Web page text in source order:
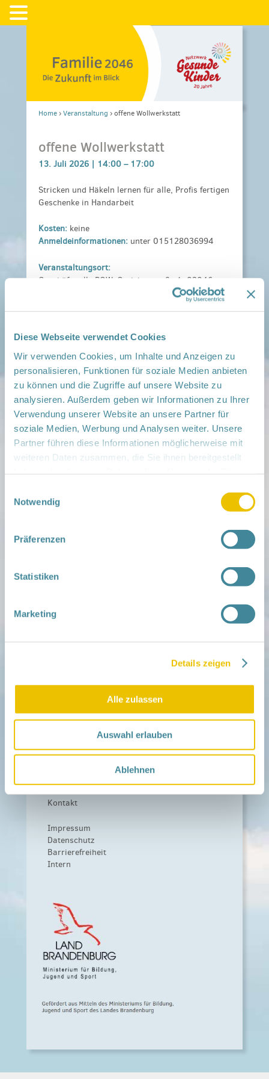
Diese Webseite verwendet Cookies
Wir verwenden Cookies, um Inhalte und Anzeigen zu
personalisieren, Funktionen für soziale Medien anbieten
zu können und die Zugriffe auf unsere Website zu
analysieren. Außerdem geben wir Informationen zu Ihrer
Verwendung unserer Website an unsere Partner für
soziale Medien, Werbung und Analysen weiter. Unsere
Partner führen diese Informationen möglicherweise mit
weiteren Daten zusammen, die Sie ihnen bereitgestellt
Notwendig
Präferenzen
Statistiken
Marketing
Details zeigen
Alle zulassen
Auswahl erlauben
Ablehnen
Home›Veranstaltung ›offene Wollwerkstatt
offene Wollwerkstatt
13. Juli 2026 | 14:00 – 17:00
Stricken und Häkeln lernen für alle, Profis fertigen
Geschenke in Handarbeit
Kosten: keine
Anmeldeinformationen: unter 015128036994
Veranstaltungsort:
Geschäftstelle PGW, Gerichtsstraße 1, 03046
teilen
Weitere Infos:
› Zum Regionalnetzwerk ...
iCal•Google Calendar
in der Schwangerschaft
Infos für Familien
Zu deiner Region
Netzwerk-Nachrichten
Netzwerk
Das Familienhandbuch
Träger und Förderer
Kooperationen
Förderer werden / Spenden
Weiteres
Kontakt
Impressum
Datenschutz
Barrierefreiheit
Intern